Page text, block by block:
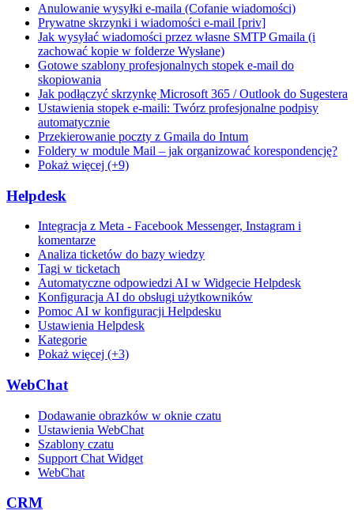
Anulowanie wysyłki e-maila (Cofanie wiadomości)
Prywatne skrzynki i wiadomości e-mail [priv]
Jak wysyłać wiadomości przez własne SMTP Gmaila (i
zachować kopie w folderze Wysłane)
Gotowe szablony profesjonalnych stopek e-mail do
skopiowania
Jak podłączyć skrzynkę Microsoft 365 / Outlook do Sugestera
Ustawienia stopek e-maili: Twórz profesjonalne podpisy
automatycznie
Przekierowanie poczty z Gmaila do Intum
Foldery w module Mail – jak organizować korespondencję?
Pokaż więcej (+9)
Helpdesk
Integracja z Meta - Facebook Messenger, Instagram i
komentarze
Analiza ticketów do bazy wiedzy
Tagi w ticketach
Automatyczne odpowiedzi AI w Widgecie Helpdesk
Konfiguracja AI do obsługi użytkowników
Pomoc AI w konfiguracji Helpdesku
Ustawienia Helpdesk
Kategorie
Pokaż więcej (+3)
WebChat
Dodawanie obrazków w oknie czatu
Ustawienia WebChat
Szablony czatu
Support Chat Widget
WebChat
CRM